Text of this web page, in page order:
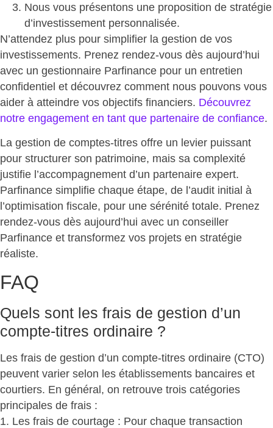
Nous vous présentons une proposition de stratégie
d’investissement personnalisée.
N’attendez plus pour simplifier la gestion de vos
investissements. Prenez rendez-vous dès aujourd’hui
avec un gestionnaire Parfinance pour un entretien
confidentiel et découvrez comment nous pouvons vous
aider à atteindre vos objectifs financiers. Découvrez
notre engagement en tant que partenaire de confiance.
La gestion de comptes-titres offre un levier puissant
pour structurer son patrimoine, mais sa complexité
justifie l’accompagnement d’un partenaire expert.
Parfinance simplifie chaque étape, de l’audit initial à
l’optimisation fiscale, pour une sérénité totale. Prenez
rendez-vous dès aujourd’hui avec un conseiller
Parfinance et transformez vos projets en stratégie
réaliste.
FAQ
Quels sont les frais de gestion d’un
compte-titres ordinaire ?
Les frais de gestion d’un compte-titres ordinaire (CTO)
peuvent varier selon les établissements bancaires et
courtiers. En général, on retrouve trois catégories
principales de frais :
1. Les frais de courtage : Pour chaque transaction